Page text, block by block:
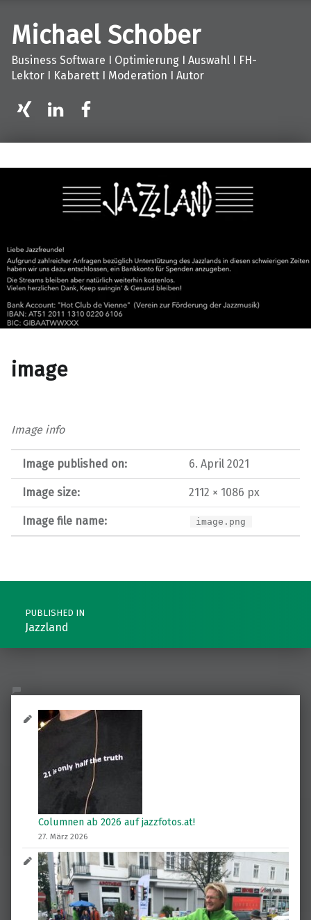
Michael Schober
Business Software I Optimierung I Auswahl I FH-
Lektor I Kabarett I Moderation I Autor
image
Image info
Image published on: 6. April 2021
Image size: 2112 × 1086 px
Image file name: image.png
Post navigation
PUBLISHED IN
Jazzland
Columnen ab 2026 auf jazzfotos.at!
27. März 2026